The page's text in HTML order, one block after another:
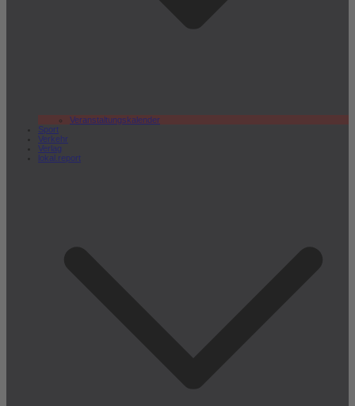
Veranstaltungskalender
Sport
Verkehr
Verlag
lokal.report